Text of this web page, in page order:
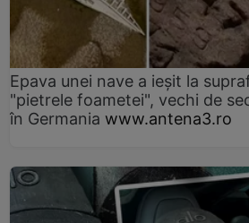
Epava unei nave a ieșit la
"pietrele foametei", vechi de
în Germania www.antena3.ro